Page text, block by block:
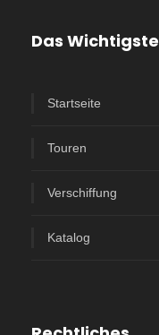
Das Wichtigste
Startseite
Touren
Verschiffung
Katalog